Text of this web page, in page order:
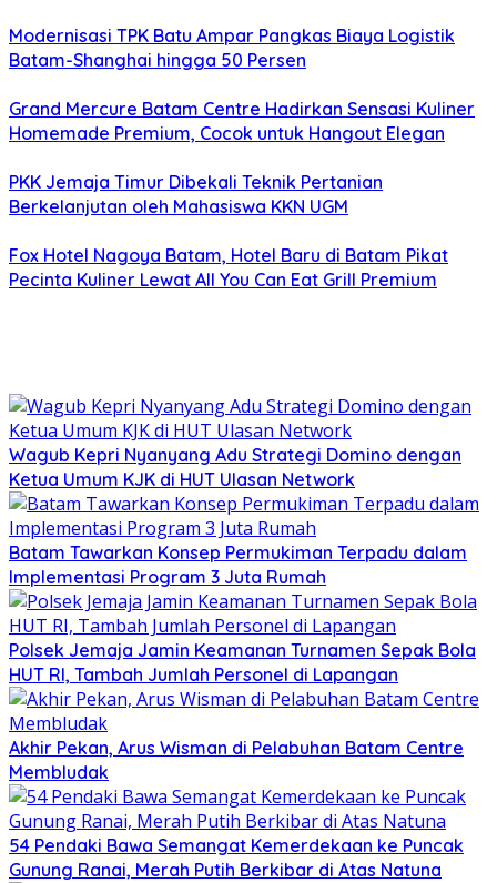
Modernisasi TPK Batu Ampar Pangkas Biaya Logistik
Batam-Shanghai hingga 50 Persen
Grand Mercure Batam Centre Hadirkan Sensasi Kuliner
Homemade Premium, Cocok untuk Hangout Elegan
PKK Jemaja Timur Dibekali Teknik Pertanian
Berkelanjutan oleh Mahasiswa KKN UGM
Fox Hotel Nagoya Batam, Hotel Baru di Batam Pikat
Pecinta Kuliner Lewat All You Can Eat Grill Premium
Wagub Kepri Nyanyang Adu Strategi Domino dengan
Ketua Umum KJK di HUT Ulasan Network
Batam Tawarkan Konsep Permukiman Terpadu dalam
Implementasi Program 3 Juta Rumah
Polsek Jemaja Jamin Keamanan Turnamen Sepak Bola
HUT RI, Tambah Jumlah Personel di Lapangan
Akhir Pekan, Arus Wisman di Pelabuhan Batam Centre
Membludak
54 Pendaki Bawa Semangat Kemerdekaan ke Puncak
Gunung Ranai, Merah Putih Berkibar di Atas Natuna